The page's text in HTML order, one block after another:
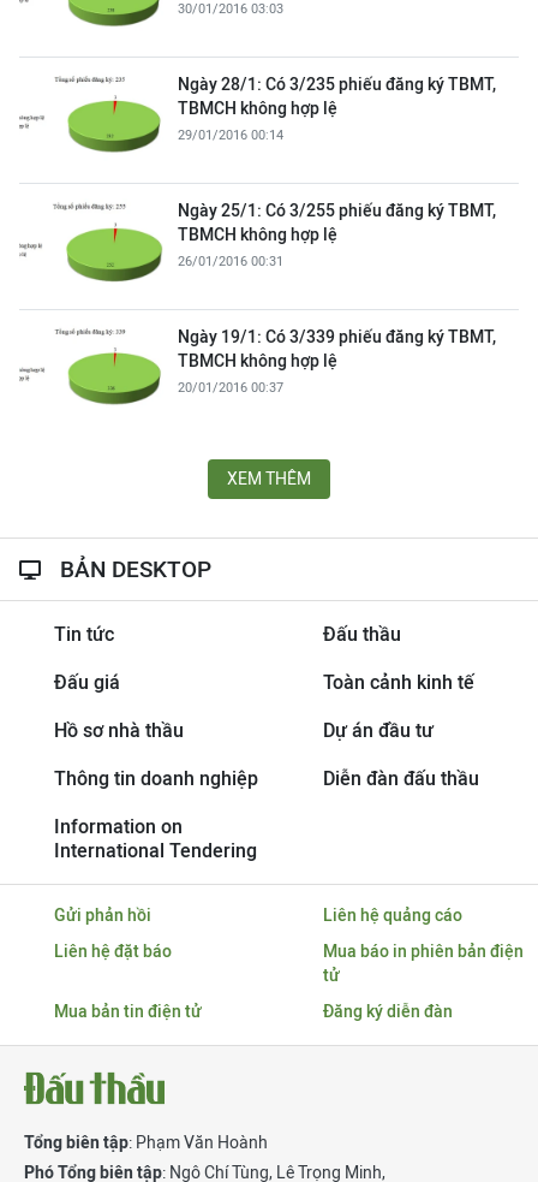
30/01/2016 03:03
Ngày 28/1: Có 3/235 phiếu đăng ký TBMT,
TBMCH không hợp lệ
29/01/2016 00:14
Ngày 25/1: Có 3/255 phiếu đăng ký TBMT,
TBMCH không hợp lệ
26/01/2016 00:31
Ngày 19/1: Có 3/339 phiếu đăng ký TBMT,
TBMCH không hợp lệ
20/01/2016 00:37
XEM THÊM
BẢN DESKTOP
Tin tức Đấu thầu
Đấu giá Toàn cảnh kinh tế
Hồ sơ nhà thầu Dự án đầu tư
Thông tin doanh nghiệp Diễn đàn đấu thầu
Information on
International Tendering
Gửi phản hồi
Liên hệ quảng cáo
Liên hệ đặt báo
Mua báo in phiên bản điện
tử
Mua bản tin điện tử
Đăng ký diễn đàn
Tổng biên tập: Phạm Văn Hoành
Phó Tổng biên tập: Ngô Chí Tùng, Lê Trọng Minh,